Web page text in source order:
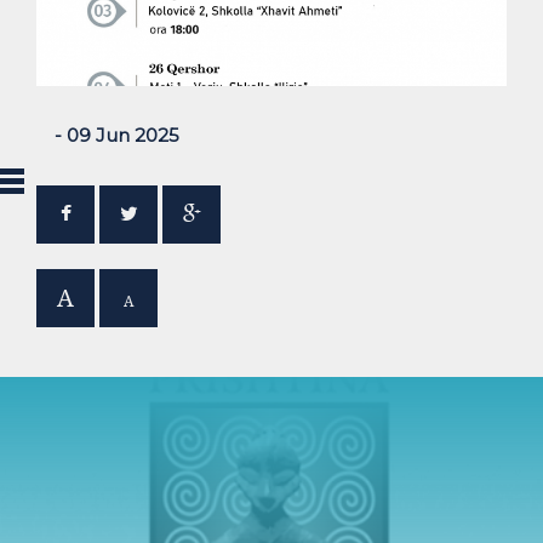
- 09 Jun 2025
A A